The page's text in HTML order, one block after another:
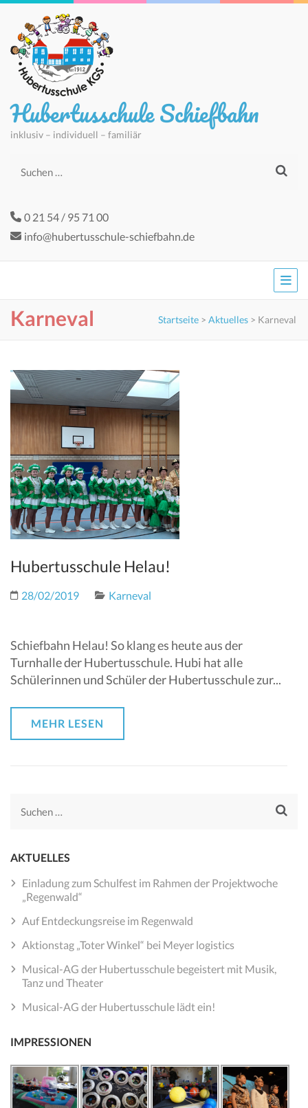
Hubertusschule Schiefbahn
inklusiv – individuell – familiär
Suchen
0 21 54 / 95 71 00
info@hubertusschule-schiefbahn.de
Karneval Startseite > Aktuelles > Karneval
Hubertusschule Helau!
28/02/2019 Karneval
Schiefbahn Helau! So klang es heute aus der
Turnhalle der Hubertusschule. Hubi hat alle
Schülerinnen und Schüler der Hubertusschule zur...
MEHR LESEN
Suchen
AKTUELLES
Einladung zum Schulfest im Rahmen der Projektwoche
„Regenwald“
Auf Entdeckungsreise im Regenwald
Aktionstag „Toter Winkel“ bei Meyer logistics
Musical-AG der Hubertusschule begeistert mit Musik,
Tanz und Theater
Musical-AG der Hubertusschule lädt ein!
IMPRESSIONEN